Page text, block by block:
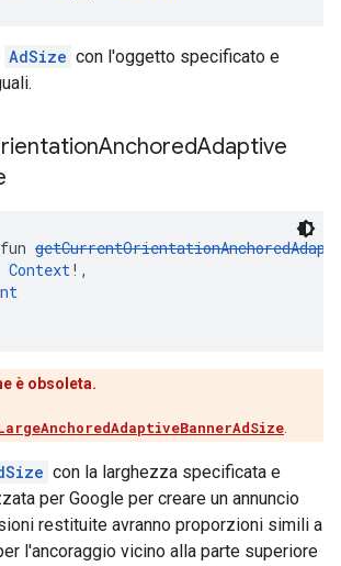
AdSize con l'oggetto specificato e
AnchoredAdaptive
Context!,
è obsoleta.
con la larghezza specificata e
per Google per creare un annuncio
restituite avranno proporzioni simili a
l'ancoraggio vicino alla parte superiore